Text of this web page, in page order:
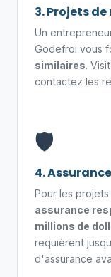
3. Projets
Un
Godefroi vous
similaires.
contactez les
🛡️
4.
Pour les
assurance
millions de
requièrent
d'assurance